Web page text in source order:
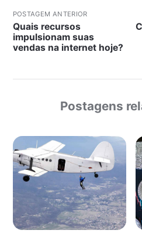
POSTAGEM ANTERIOR
Quais recursos
impulsionam suas
vendas na internet hoje?
Postagens